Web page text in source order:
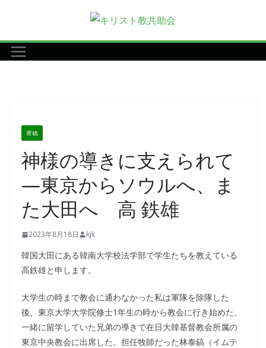
テ
ン
寄稿
神様の導きに支えられて
―東京からソウルへ、ま
た大田へ 高 鉄雄
2023年8月18日 kjk
韓国大田にある韓南大学校法学部で学生たちを教えている
高鉄雄と申します。
大学生の時まで教会に通わなかった私は軍隊を除隊した
後、東京大学大学院修士1年生の時から教会に行き始めた。
一緒に留学していた兄弟の導きで在日大韓基督教会所属の
東京中央教会に出席した。担任牧師だった林泰鎬（イムテ